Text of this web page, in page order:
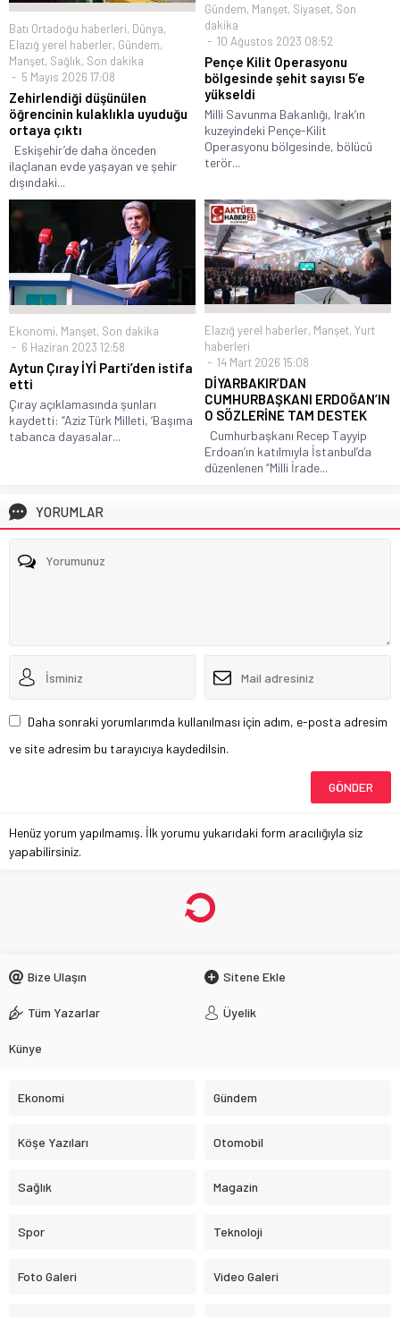
Batı Ortadoğu haberleri, Dünya,
Elazığ yerel haberler, Gündem,
Manşet, Sağlık, Son dakika
5 Mayıs 2026 17:08
Zehirlendiği düşünülen
öğrencinin kulaklıkla uyuduğu
ortaya çıktı
Eskişehir’de daha önceden
ilaçlanan evde yaşayan ve şehir
dışındaki...
Gündem, Manşet, Siyaset, Son
dakika
10 Ağustos 2023 08:52
Pençe Kilit Operasyonu
bölgesinde şehit sayısı 5’e
yükseldi
Milli Savunma Bakanlığı, Irak’ın
kuzeyindeki Pençe-Kilit
Operasyonu bölgesinde, bölücü
terör...
Ekonomi, Manşet, Son dakika
6 Haziran 2023 12:58
Aytun Çıray İYİ Parti’den istifa
etti
Çıray açıklamasında şunları
kaydetti: “Aziz Türk Milleti, ‘Başıma
tabanca dayasalar...
Elazığ yerel haberler, Manşet, Yurt
haberleri
14 Mart 2026 15:08
DİYARBAKIR’DAN
CUMHURBAŞKANI ERDOĞAN’IN
O SÖZLERİNE TAM DESTEK
Cumhurbaşkanı Recep Tayyip
Erdoan’ın katılmıyla İstanbul’da
düzenlenen “Milli İrade...
YORUMLAR
Daha sonraki yorumlarımda kullanılması için adım, e-posta adresim
ve site adresim bu tarayıcıya kaydedilsin.
Henüz yorum yapılmamış. İlk yorumu yukarıdaki form aracılığıyla siz
yapabilirsiniz.
Bize Ulaşın Sitene Ekle
Tüm Yazarlar Üyelik
Künye
Ekonomi Gündem
Köşe Yazıları Otomobil
Sağlık Magazin
Spor Teknoloji
Foto Galeri Video Galeri